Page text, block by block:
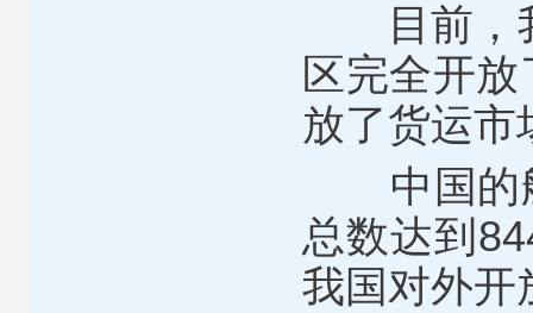
目前，我
区完全开
放了货运市
中国的航
总数达到
我国对外开